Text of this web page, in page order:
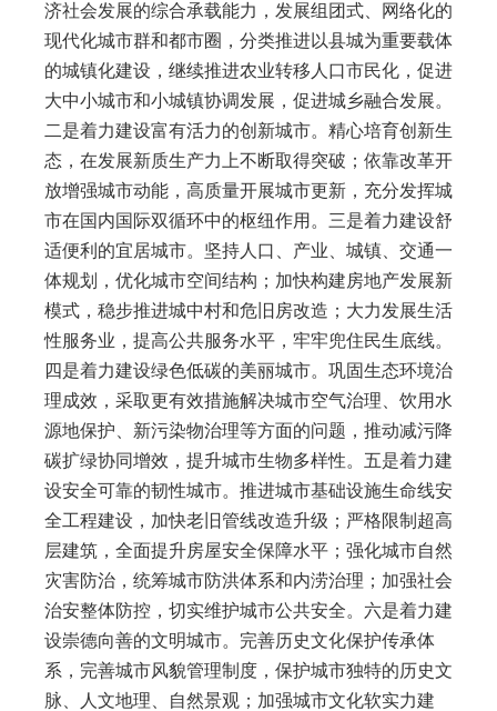
济社会发展的综合承载能力，发展组团式、网络化的
现代化城市群和都市圈，分类推进以县城为重要载体
的城镇化建设，继续推进农业转移人口市民化，促进
大中小城市和小城镇协调发展，促进城乡融合发展。
二是着力建设富有活力的创新城市。精心培育创新生
态，在发展新质生产力上不断取得突破；依靠改革开
放增强城市动能，高质量开展城市更新，充分发挥城
市在国内国际双循环中的枢纽作用。三是着力建设舒
适便利的宜居城市。坚持人口、产业、城镇、交通一
体规划，优化城市空间结构；加快构建房地产发展新
模式，稳步推进城中村和危旧房改造；大力发展生活
性服务业，提高公共服务水平，牢牢兜住民生底线。
四是着力建设绿色低碳的美丽城市。巩固生态环境治
理成效，采取更有效措施解决城市空气治理、饮用水
源地保护、新污染物治理等方面的问题，推动减污降
碳扩绿协同增效，提升城市生物多样性。五是着力建
设安全可靠的韧性城市。推进城市基础设施生命线安
全工程建设，加快老旧管线改造升级；严格限制超高
层建筑，全面提升房屋安全保障水平；强化城市自然
灾害防治，统筹城市防洪体系和内涝治理；加强社会
治安整体防控，切实维护城市公共安全。六是着力建
设崇德向善的文明城市。完善历史文化保护传承体
系，完善城市风貌管理制度，保护城市独特的历史文
脉、人文地理、自然景观；加强城市文化软实力建